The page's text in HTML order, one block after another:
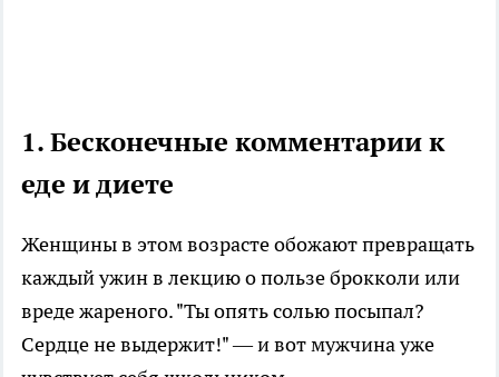
1. Бесконечные комментарии к
еде и диете
Женщины в этом возрасте обожают превращать
каждый ужин в лекцию о пользе брокколи или
вреде жареного. "Ты опять солью посыпал?
Сердце не выдержит!" — и вот мужчина уже